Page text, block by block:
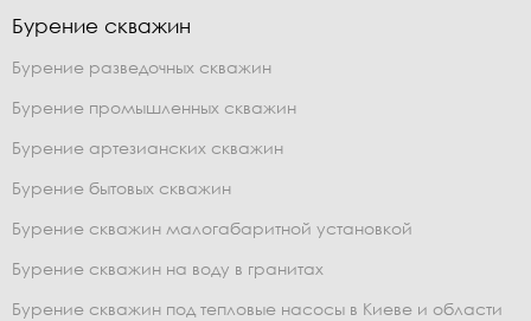
Бурение скважин
Бурение разведочных скважин
Бурение промышленных скважин
Бурение артезианских скважин
Бурение бытовых скважин
Бурение скважин малогабаритной установкой
Бурение скважин на воду в гранитах
Бурение скважин под тепловые насосы в Киеве и области